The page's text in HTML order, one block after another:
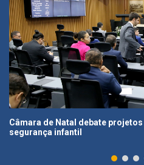
Câmara de Natal debate
segurança infantil